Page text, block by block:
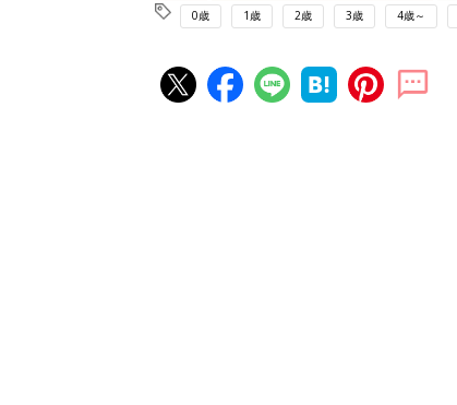
0歳 1歳 2歳 3歳 4歳～